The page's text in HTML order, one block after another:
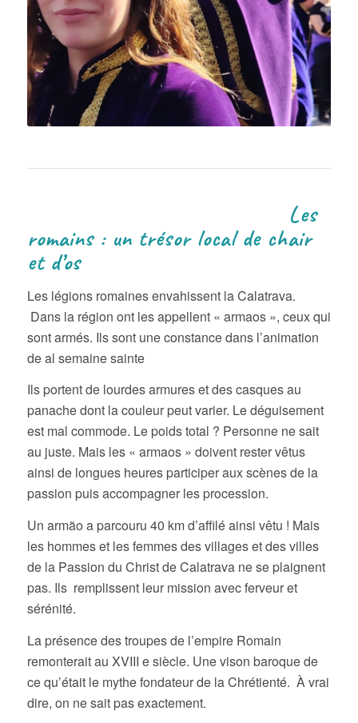
Les
romains : un trésor local de chair
et d’os
Les légions romaines envahissent la Calatrava.
Dans la région ont les appellent « armaos », ceux qui
sont armés. Ils sont une constance dans l’animation
de al semaine sainte
Ils portent de lourdes armures et des casques au
panache dont la couleur peut varier. Le déguisement
est mal commode. Le poids total ? Personne ne sait
au juste. Mais les « armaos » doivent rester vêtus
ainsi de longues heures participer aux scènes de la
passion puis accompagner les procession.
Un armão a parcouru 40 km d’affilé ainsi vêtu ! Mais
les hommes et les femmes des villages et des villes
de la Passion du Christ de Calatrava ne se plaignent
pas. Ils remplissent leur mission avec ferveur et
sérénité.
La présence des troupes de l’empire Romain
remonterait au XVIII e siècle. Une vison baroque de
ce qu’était le mythe fondateur de la Chrétienté. À vrai
dire, on ne sait pas exactement.